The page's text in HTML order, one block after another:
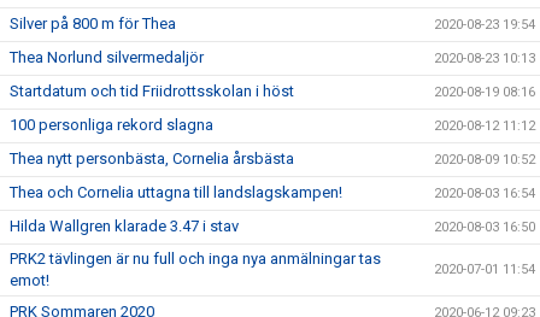
Silver på 800 m för Thea 2020-08-23 19:54
Thea Norlund silvermedaljör 2020-08-23 10:13
Startdatum och tid Friidrottsskolan i höst 2020-08-19 08:16
100 personliga rekord slagna 2020-08-12 11:12
Thea nytt personbästa, Cornelia årsbästa 2020-08-09 10:52
Thea och Cornelia uttagna till landslagskampen! 2020-08-03 16:54
Hilda Wallgren klarade 3.47 i stav 2020-08-03 16:50
PRK2 tävlingen är nu full och inga nya anmälningar tas
emot!
2020-07-01 11:54
PRK Sommaren 2020 2020-06-12 09:23